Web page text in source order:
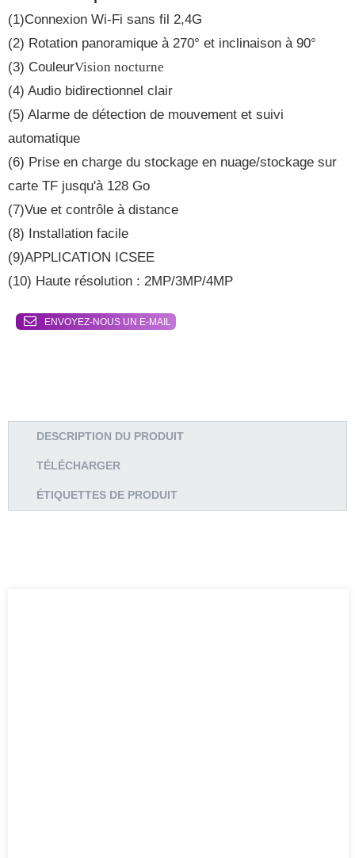
(1)Connexion Wi-Fi sans fil 2,4G
(2) Rotation panoramique à 270° et inclinaison à 90°
(3) CouleurVision nocturne
(4) Audio bidirectionnel clair
(5) Alarme de détection de mouvement et suivi
automatique
(6) Prise en charge du stockage en nuage/stockage sur
carte TF jusqu'à 128 Go
(7)Vue et contrôle à distance
(8) Installation facile
(9)APPLICATION ICSEE
(10) Haute résolution : 2MP/3MP/4MP
ENVOYEZ-NOUS UN E-MAIL
DESCRIPTION DU PRODUIT
TÉLÉCHARGER
ÉTIQUETTES DE PRODUIT